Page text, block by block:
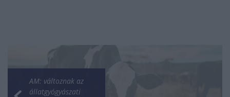
AM: változnak az
állatgyógyászati